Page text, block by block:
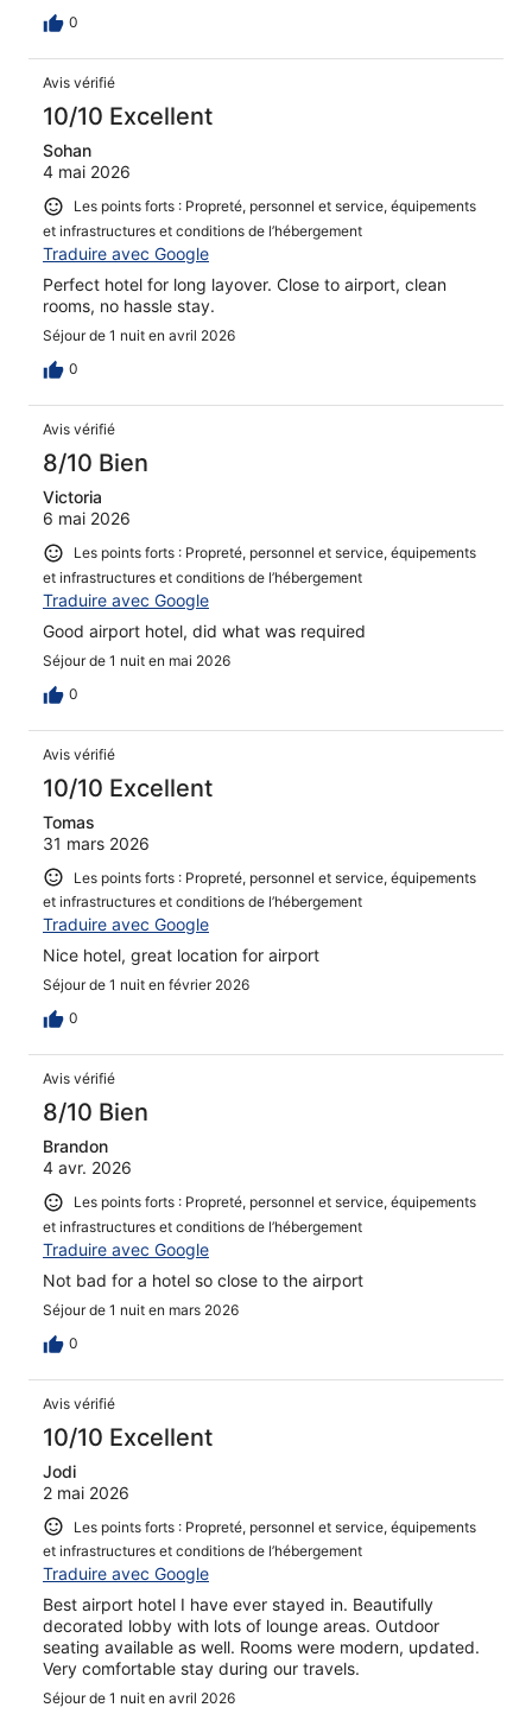
0
Avis vérifié
10/10 Excellent
Sohan
4 mai 2026
Les points forts : Propreté, personnel et service, équipements
et infrastructures et conditions de l’hébergement
Traduire avec Google
Perfect hotel for long layover. Close to airport, clean
rooms, no hassle stay.
Séjour de 1 nuit en avril 2026
0
Avis vérifié
8/10 Bien
Victoria
6 mai 2026
Les points forts : Propreté, personnel et service, équipements
et infrastructures et conditions de l’hébergement
Traduire avec Google
Good airport hotel, did what was required
Séjour de 1 nuit en mai 2026
0
Avis vérifié
10/10 Excellent
Tomas
31 mars 2026
Les points forts : Propreté, personnel et service, équipements
et infrastructures et conditions de l’hébergement
Traduire avec Google
Nice hotel, great location for airport
Séjour de 1 nuit en février 2026
0
Avis vérifié
8/10 Bien
Brandon
4 avr. 2026
Les points forts : Propreté, personnel et service, équipements
et infrastructures et conditions de l’hébergement
Traduire avec Google
Not bad for a hotel so close to the airport
Séjour de 1 nuit en mars 2026
0
Avis vérifié
10/10 Excellent
Jodi
2 mai 2026
Les points forts : Propreté, personnel et service, équipements
et infrastructures et conditions de l’hébergement
Traduire avec Google
Best airport hotel I have ever stayed in. Beautifully
decorated lobby with lots of lounge areas. Outdoor
seating available as well. Rooms were modern, updated.
Very comfortable stay during our travels.
Séjour de 1 nuit en avril 2026